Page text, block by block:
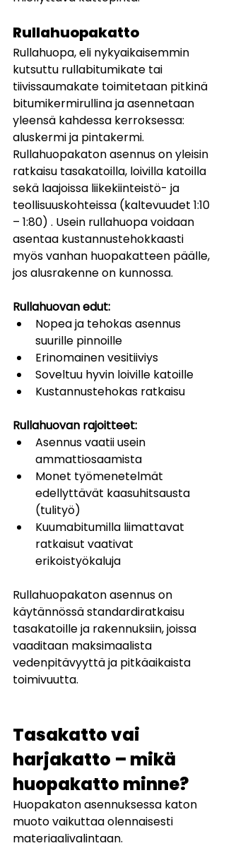
Rullahuopakatto
Rullahuopa, eli nykyaikaisemmin
kutsuttu rullabitumikate tai
tiivissaumakate toimitetaan pitkinä
bitumikermirullina ja asennetaan
yleensä kahdessa kerroksessa:
aluskermi ja pintakermi.
Rullahuopakaton asennus on yleisin
ratkaisu tasakatoilla, loivilla katoilla
sekä laajoissa liikekiinteistö- ja
teollisuuskohteissa (kaltevuudet 1:10
– 1:80) . Usein rullahuopa voidaan
asentaa kustannustehokkaasti
myös vanhan huopakatteen päälle,
jos alusrakenne on kunnossa.
Rullahuovan edut:
Nopea ja tehokas asennus
suurille pinnoille
Erinomainen vesitiiviys
Soveltuu hyvin loiville katoille
Kustannustehokas ratkaisu
Rullahuovan rajoitteet:
Asennus vaatii usein
ammattiosaamista
Monet työmenetelmät
edellyttävät kaasuhitsausta
(tulityö)
Kuumabitumilla liimattavat
ratkaisut vaativat
erikoistyökaluja
Rullahuopakaton asennus on
käytännössä standardiratkaisu
tasakatoille ja rakennuksiin, joissa
vaaditaan maksimaalista
vedenpitävyyttä ja pitkäaikaista
toimivuutta.
Tasakatto vai
harjakatto – mikä
huopakatto minne?
Huopakaton asennuksessa katon
muoto vaikuttaa olennaisesti
materiaalivalintaan.